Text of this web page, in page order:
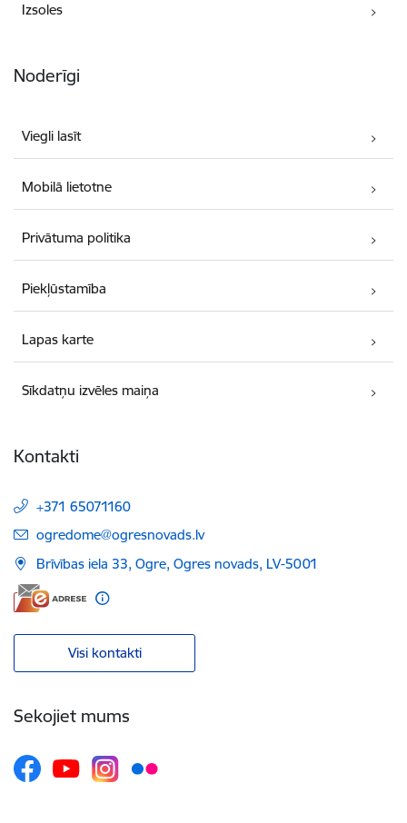
Izsoles
Noderīgi
Viegli lasīt
Mobilā lietotne
Privātuma politika
Piekļūstamība
Lapas karte
Sīkdatņu izvēles maiņa
Kontakti
+371 65071160
E-pasts:
ogredome@ogresnovads.lv
Brīvības iela 33, Ogre, Ogres novads, LV-5001
Visi kontakti
Sekojiet mums